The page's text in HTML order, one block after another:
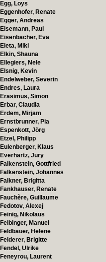
Egg, Loys
Eggenhofer, Renate
Egger, Andreas
Eisemann, Paul
Eisenbacher, Eva
Eleta, Miki
Elkin, Shauna
Ellegiers, Nele
Elsnig, Kevin
Endelweber, Severin
Endres, Laura
Erasimus, Simon
Erbar, Claudia
Erdem, Mirjam
Ernstbrunner, Pia
Espenkott, Jörg
Etzel, Philipp
Eulenberger, Klaus
Everhartz, Jury
Falkenstein, Gottfried
Falkenstein, Johannes
Falkner, Brigitta
Fankhauser, Renate
Fauchère, Guillaume
Fedotov, Alexej
Feinig, Nikolaus
Felbinger, Manuel
Feldbauer, Helene
Felderer, Brigitte
Fendel, Ulrike
Feneyrou, Laurent